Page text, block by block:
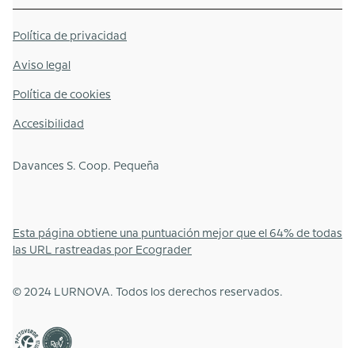
Davances S. Coop. Pequeña
Política de privacidad
Aviso legal
Política de cookies
Accesibilidad
© 2024 LURNOVA. Todos los derechos reservados.
Esta página obtiene una puntuación mejor que el 64% de todas
las URL rastreadas por Ecograder